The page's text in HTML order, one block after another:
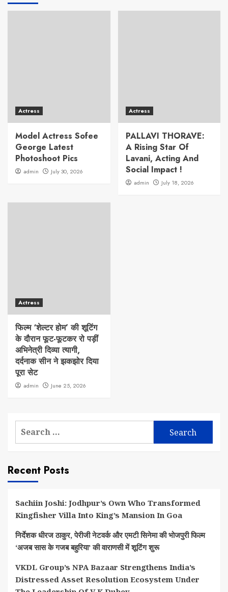
Actress
Model Actress Sofee
George Latest
Photoshoot Pics
admin July 30, 2026
Actress
PALLAVI THORAVE:
A Rising Star Of
Lavani, Acting And
Social Impact !
admin July 18, 2026
Actress
फिल्म ‘शेल्टर होम’ की शूटिंग
के दौरान फूट-फूटकर रो पड़ीं
अभिनेत्री दिव्या त्यागी,
दर्दनाक सीन ने झकझोर दिया
पूरा सेट
admin June 25, 2026
Search
Recent Posts
Sachiin Joshi: Jodhpur’s Own Who Transformed
Kingfisher Villa Into King’s Mansion In Goa
निर्देशक धीरज ठाकुर, पेरीजी नेटवर्क और एमटी सिनेमा की भोजपुरी फिल्म
‘अजब सास के गजब बहुरिया’ की वाराणसी में शूटिंग शुरू
VKDL Group’s NPA Bazaar Strengthens India’s
Distressed Asset Resolution Ecosystem Under